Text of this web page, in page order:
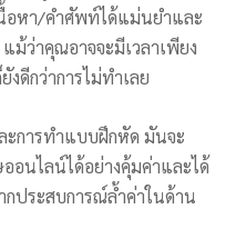
นื้อหา/คำศัพท์ได้แม่นยำและ
ม้ว่าคุณอาจจะมีเวลาเพียง
ดีกว่าการไม่ทำเลย
ะการทำแบบฝึกหัด มันจะ
อนไลน์ได้อย่างคุ้มค่าและได้
ประสบการณ์ล้ำค่าในด้าน